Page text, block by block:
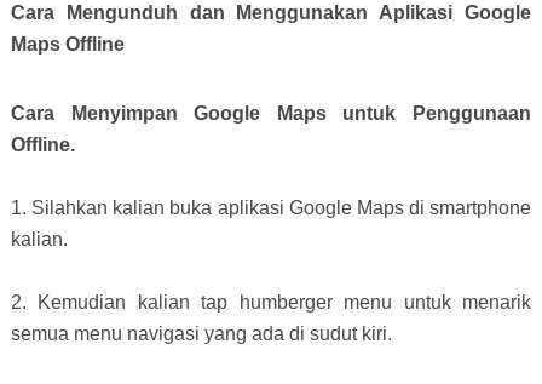
Cara Mengunduh dan Menggunakan Aplikasi Google
Maps Offline
Cara Menyimpan Google Maps untuk Penggunaan
Offline.
1. Silahkan kalian buka aplikasi Google Maps di smartphone
kalian.
2. Kemudian kalian tap humberger menu untuk menarik
semua menu navigasi yang ada di sudut kiri.